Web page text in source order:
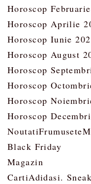
Horoscop
Horoscop Aprilie
Horoscop Iunie
Horoscop August
Horoscop
Horoscop
Horoscop
Horoscop
NoutatiFrumusete
Black Friday
Magazin
CartiAdidasi.